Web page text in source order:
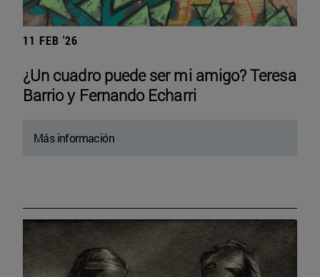
11 FEB '26
¿Un cuadro puede ser mi amigo? Teresa
Barrio y Fernando Echarri
Más información